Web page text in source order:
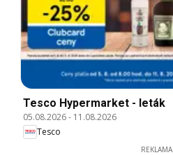
Tesco Hypermarket - leták
05.08.2026- 11.08.2026
Tesco
REKLAMA